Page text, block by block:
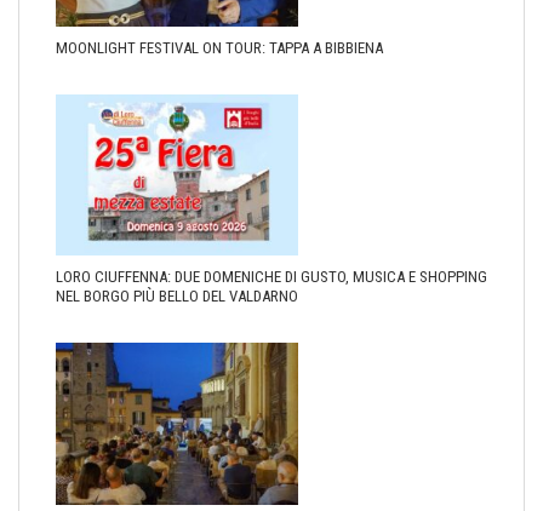
MOONLIGHT FESTIVAL ON TOUR: TAPPA A BIBBIENA
LORO CIUFFENNA: DUE DOMENICHE DI GUSTO, MUSICA E SHOPPING
NEL BORGO PIÙ BELLO DEL VALDARNO